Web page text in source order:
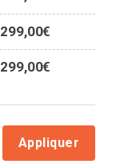
299,00€
299,00€
Appliquer